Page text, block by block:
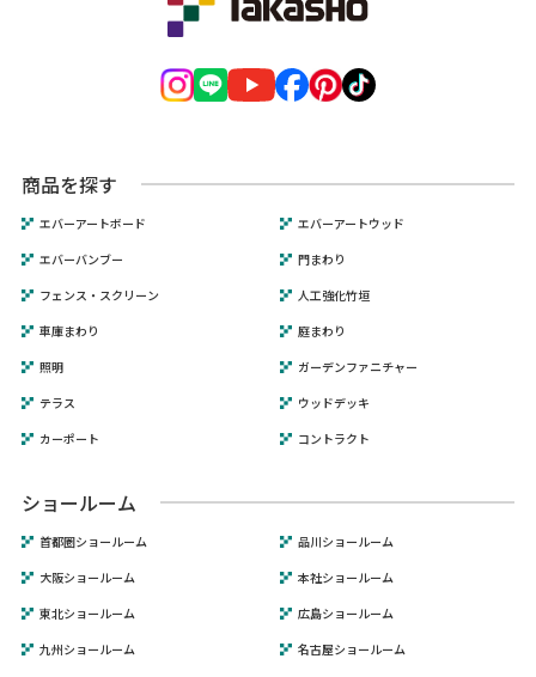
商品を探す
エバーアートボード
エバーアートウッド
エバーバンブー
門まわり
フェンス・スクリーン
人工強化竹垣
車庫まわり
庭まわり
照明
ガーデンファニチャー
テラス
ウッドデッキ
カーポート
コントラクト
ショールーム
首都圏ショールーム
品川ショールーム
大阪ショールーム
本社ショールーム
東北ショールーム
広島ショールーム
九州ショールーム
名古屋ショールーム